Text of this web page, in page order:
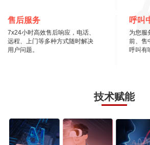
售后服务
7x24小时高效售后响应，电话、
远程、上门等多种方式随时解决
用户问题。
呼叫
为您服
前、售
呼叫有
技术赋能